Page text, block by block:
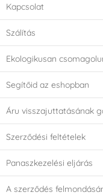
Kapcsolat
Szálítás
Ekologikusan
Segítőid az eshopban
Áru visszajuttatásának
Szerződési feltételek
Panaszkezelési eljárás
A szerződés